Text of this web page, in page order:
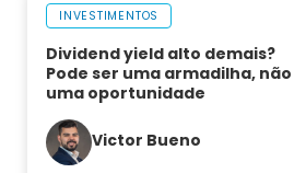
INVESTIMENTOS
Dividend yield alto demais?
Pode ser uma armadilha, não
uma oportunidade
Victor Bueno